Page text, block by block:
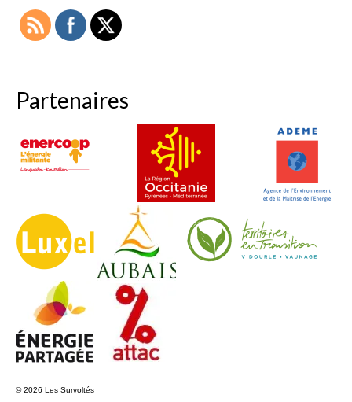
Partenaires
© 2026 Les Survoltés